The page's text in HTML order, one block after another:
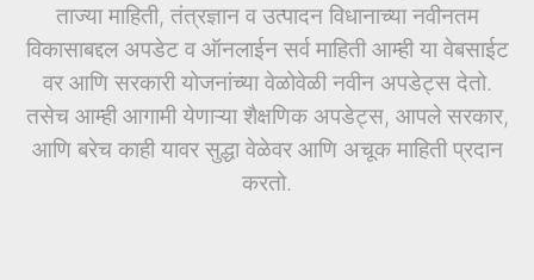
ताज्या माहिती, तंत्रज्ञान व उत्पादन विधानाच्या नवीनतम
विकासाबद्दल अपडेट व ऑनलाईन सर्व माहिती आम्ही या वेबसाईट
वर आणि सरकारी योजनांच्या वेळोवेळी नवीन अपडेट्स देतो.
तसेच आम्ही आगामी येणाऱ्या शैक्षणिक अपडेट्स, आपले सरकार,
आणि बरेच काही यावर सुद्धा वेळेवर आणि अचूक माहिती प्रदान
करतो.